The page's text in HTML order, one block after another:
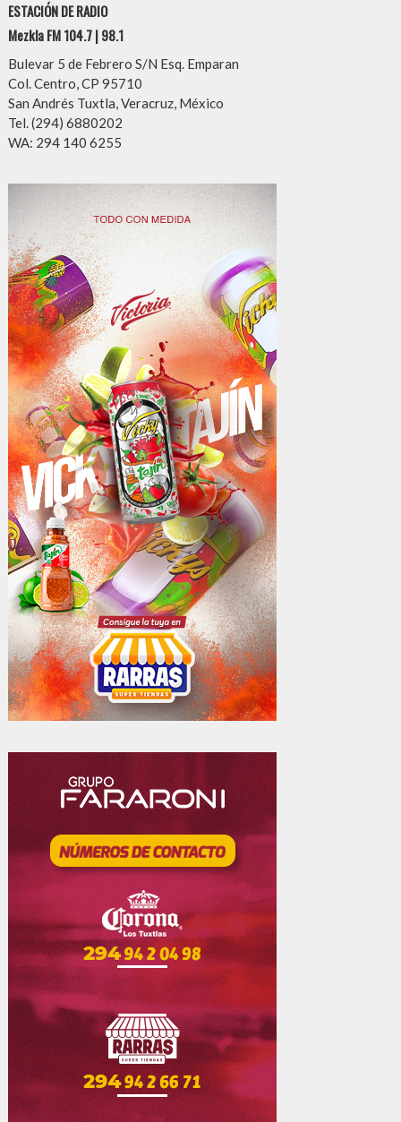
ESTACIÓN DE RADIO
Mezkla FM 104.7 | 98.1
Bulevar 5 de Febrero S/N Esq. Emparan
Col. Centro, CP 95710
San Andrés Tuxtla, Veracruz, México
Tel. (294) 6880202
WA: 294 140 6255